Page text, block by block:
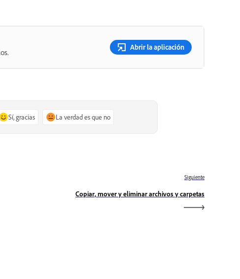
Abrir la aplicación
Sí, gracias La verdad es que no
Siguiente
Copiar, mover y eliminar archivos y carpetas